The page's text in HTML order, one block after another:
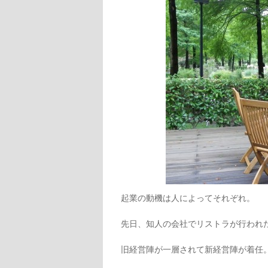
起業の動機は人によってそれぞれ。
先日、知人の会社でリストラが行われ
旧経営陣が一層されて新経営陣が着任